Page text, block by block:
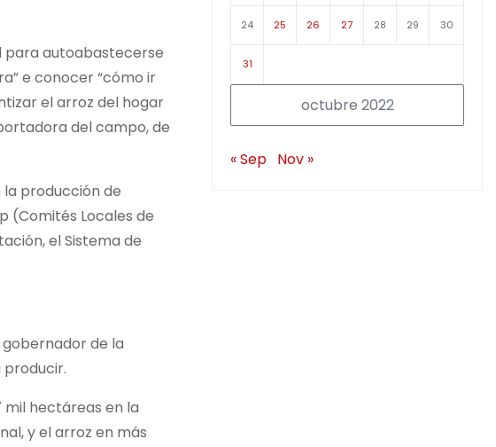
para autoabastecerse
e conocer “cómo ir
el arroz del hogar
del campo, de
la producción de
(Comités Locales de
el Sistema de
de la
producir.
mil hectáreas en la
y el arroz en más
octubre 2022
24 25 26 27 28 29 30
31
« Sep Nov »